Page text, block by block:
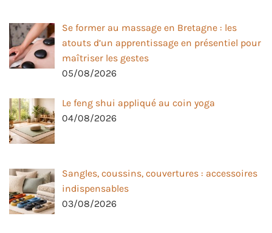
Se former au massage en Bretagne : les
atouts d’un apprentissage en présentiel pour
maîtriser les gestes
05/08/2026
Le feng shui appliqué au coin yoga
04/08/2026
Sangles, coussins, couvertures : accessoires
indispensables
03/08/2026